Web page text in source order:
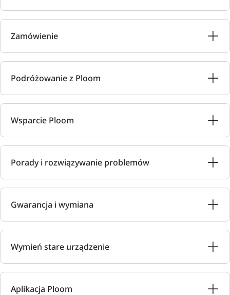
Zamówienie
Podróżowanie z Ploom
Wsparcie Ploom
Porady i rozwiązywanie problemów
Gwarancja i wymiana
Wymień stare urządzenie
Aplikacja Ploom